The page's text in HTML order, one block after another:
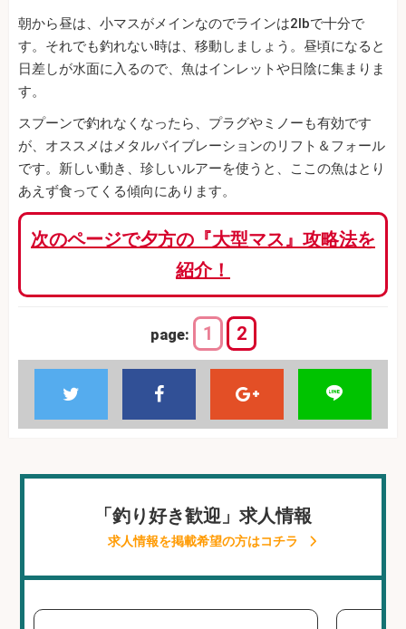
朝から昼は、小マスがメインなのでラインは2lbで十分で
す。それでも釣れない時は、移動しましょう。昼頃になると
日差しが水面に入るので、魚はインレットや日陰に集まりま
す。
スプーンで釣れなくなったら、プラグやミノーも有効です
が、オススメはメタルバイブレーションのリフト＆フォール
です。新しい動き、珍しいルアーを使うと、ここの魚はとり
あえず食ってくる傾向にあります。
次のページで夕方の『大型マス』攻略法を
紹介！
page: 1 2
「釣り好き歓迎」求人情報
求人情報を掲載希望の方はコチラ